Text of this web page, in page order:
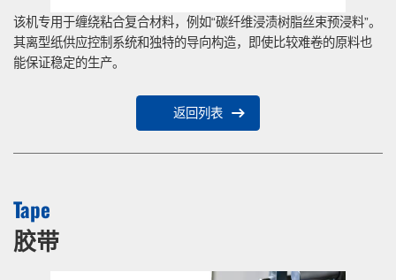
该机专用于缠绕粘合复合材料，例如“碳纤维浸渍树脂丝束预浸料”。
其离型纸供应控制系统和独特的导向构造，即使比较难卷的原料也
能保证稳定的生产。
返回列表
Tape
胶带